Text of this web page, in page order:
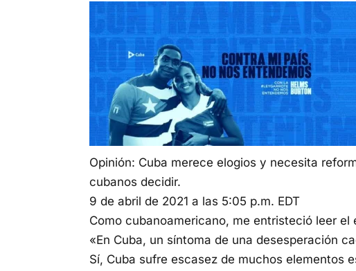
Opinión: Cuba merece elogios y necesita
cubanos decidir.
9 de abril de 2021 a las 5:05 p.m. EDT
Como cubanoamericano, me entristeció leer
«En Cuba, un síntoma de una desesperación
Sí, Cuba sufre escasez de muchos elementos